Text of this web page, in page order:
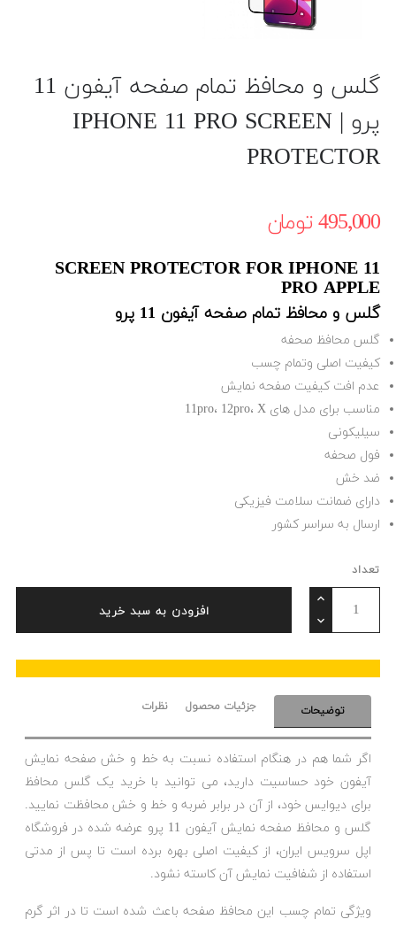
گلس و محافظ تمام صفحه آیفون 11
پرو | IPHONE 11 PRO SCREEN
PROTECTOR
495٬000 ‎تومان
SCREEN PROTECTOR FOR IPHONE 11
PRO APPLE
گلس و محافظ تمام صفحه آیفون 11 پرو
گلس محافظ صحفه
کیفیت اصلی وتمام چسب
عدم افت کیفیت صفحه نمایش
مناسب برای مدل های 11pro، 12pro، X
سیلیکونی
فول صحفه
ضد خش
دارای ضمانت سلامت فیزیکی
ارسال به سراسر کشور
تعداد
افزودن به سبد خرید
توضیحات جزئیات محصول نظرات
اگر شما هم در هنگام استفاده نسبت به خط و خش صفحه نمایش
آیفون خود حساسیت دارید، می توانید با خرید یک گلس محافظ
برای دیوایس خود، از آن در برابر ضربه و خط و خش محافظت نمایید.
گلس و محافظ صفحه نمایش آیفون 11 پرو عرضه شده در فروشگاه
اپل سرویس ایران، از کیفیت اصلی بهره برده است تا پس از مدتی
استفاده از شفافیت نمایش آن کاسته نشود.
ویژگی تمام چسب این محافظ صفحه باعث شده است تا در اثر گرم